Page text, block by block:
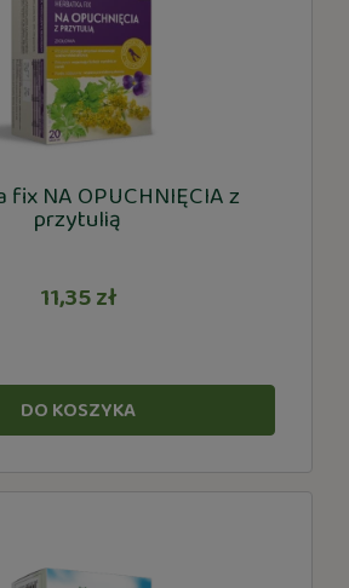
fix NA OPUCHNIĘCIA z
przytulią
11,35 zł
DO KOSZYKA